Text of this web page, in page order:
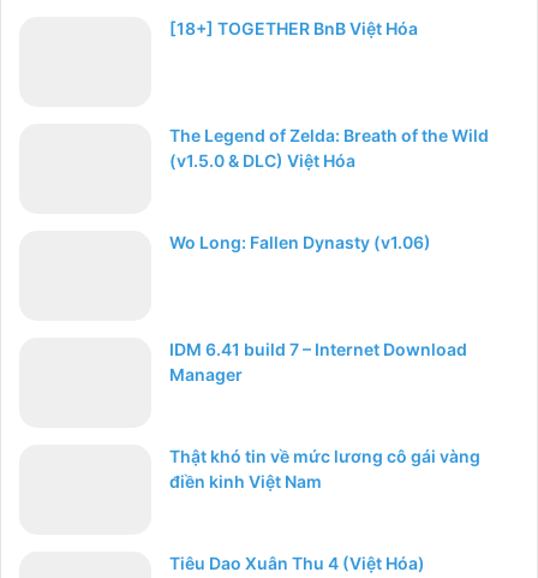
[18+] TOGETHER BnB Việt Hóa
The Legend of Zelda: Breath of the Wild
(v1.5.0 & DLC) Việt Hóa
Wo Long: Fallen Dynasty (v1.06)
IDM 6.41 build 7 – Internet Download
Manager
Thật khó tin về mức lương cô gái vàng
điền kinh Việt Nam
Tiêu Dao Xuân Thu 4 (Việt Hóa)